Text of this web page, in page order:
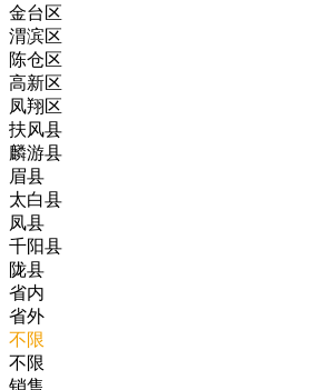
金台区
渭滨区
陈仓区
高新区
凤翔区
扶风县
麟游县
眉县
太白县
凤县
千阳县
陇县
省内
省外
不限
不限
销售